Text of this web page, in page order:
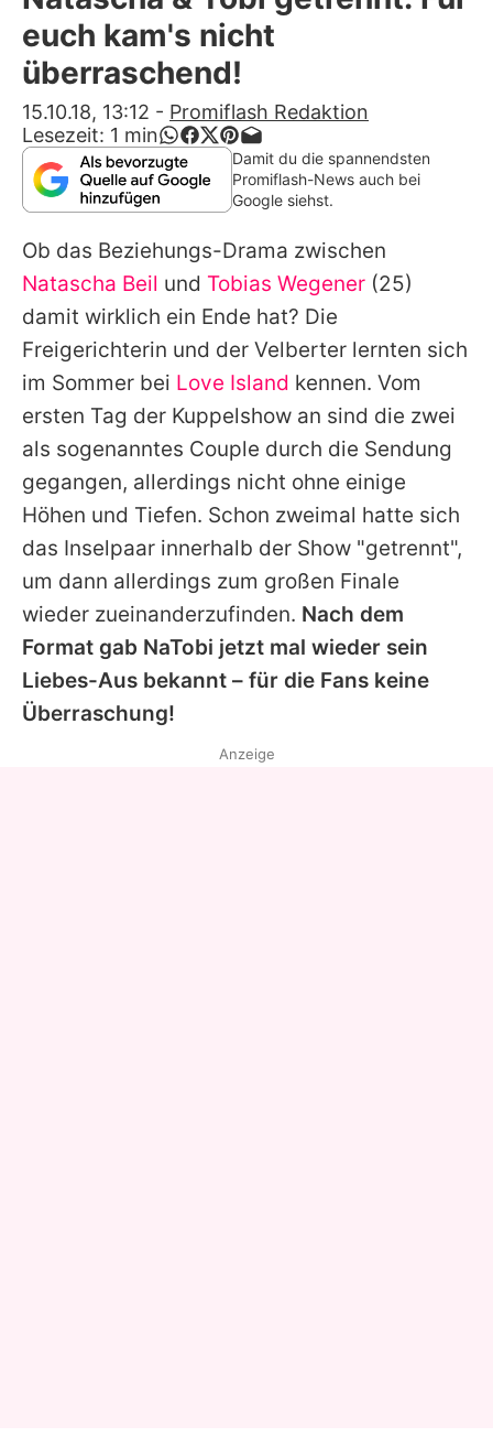
Alle Themen auf Promiflash
Jobs
App runterladen
Team
Redaktionelle Richtlinien
Impressum
Datenschutzerklärung
Nutzungsbedingungen
Utiq verwalten
euch kam's nicht
überraschend!
15.10.18, 13:12 - Promiflash Redaktion
Lesezeit: 1 min
Damit du die spannendsten
Promiflash-News auch bei
Google siehst.
Ob das Beziehungs-Drama zwischen
Natascha Beil und Tobias Wegener (25)
damit wirklich ein Ende hat? Die
Freigerichterin und der Velberter lernten sich
im Sommer bei Love Island kennen. Vom
ersten Tag der Kuppelshow an sind die zwei
als sogenanntes Couple durch die Sendung
gegangen, allerdings nicht ohne einige
Höhen und Tiefen. Schon zweimal hatte sich
das Inselpaar innerhalb der Show "getrennt",
um dann allerdings zum großen Finale
wieder zueinanderzufinden. Nach dem
Format gab NaTobi jetzt mal wieder sein
Liebes-Aus bekannt – für die Fans keine
Überraschung!
Anzeige